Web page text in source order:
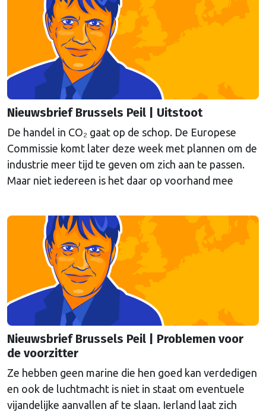
Nieuwsbrief Brussels Peil | Uitstoot
De handel in CO₂ gaat op de schop. De Europese
Commissie komt later deze week met plannen om de
industrie meer tijd te geven om zich aan te passen.
Maar niet iedereen is het daar op voorhand mee
Nieuwsbrief Brussels Peil | Problemen voor
de voorzitter
Ze hebben geen marine die hen goed kan verdedigen
en ook de luchtmacht is niet in staat om eventuele
vijandelijke aanvallen af te slaan. Ierland laat zich